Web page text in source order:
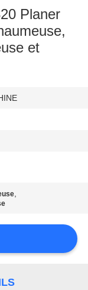
Planer
et
,